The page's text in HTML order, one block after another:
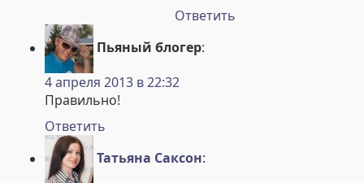
Ответить
Пьяный блогер:
4 апреля 2013 в 22:32
Правильно!
Ответить
Татьяна Саксон: